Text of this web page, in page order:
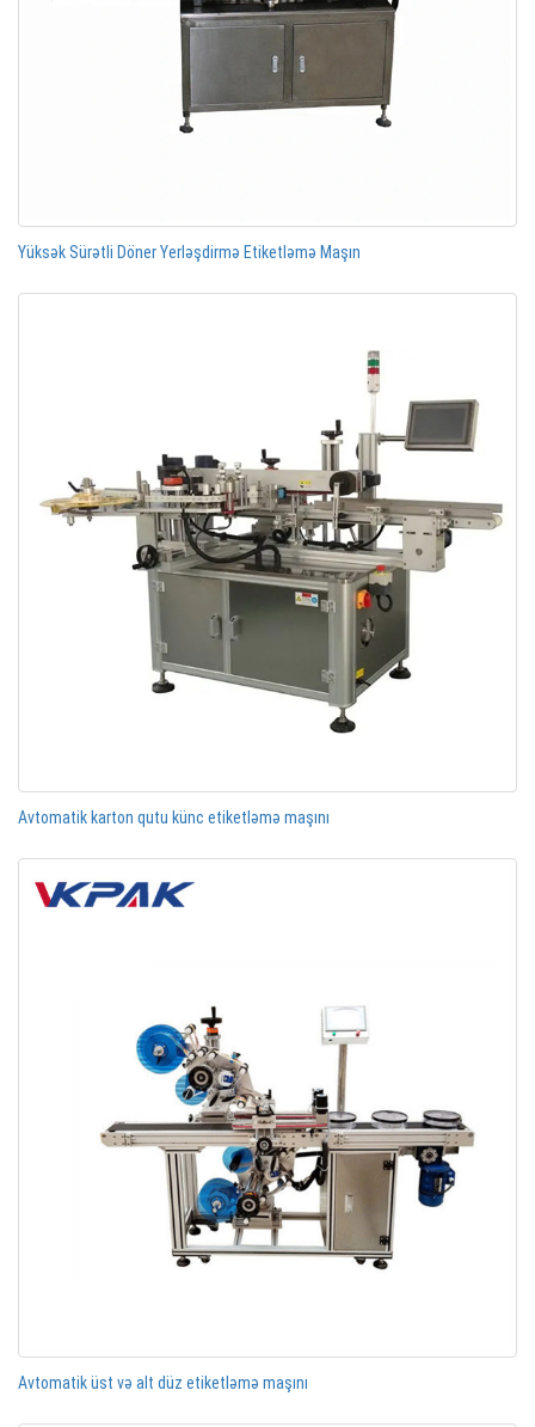
Yüksək Sürətli Döner Yerləşdirmə Etiketləmə Maşın
Avtomatik karton qutu künc etiketləmə maşını
Avtomatik üst və alt düz etiketləmə maşını